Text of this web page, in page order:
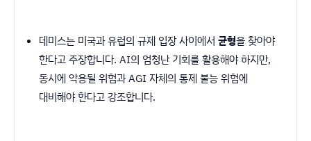
데미스는 미국과 유럽의 규제 입장 사이에서 균형을 찾아야
한다고 주장합니다. AI의 엄청난 기회를 활용해야 하지만,
동시에 악용될 위험과 AGI 자체의 통제 불능 위험에
대비해야 한다고 강조합니다.